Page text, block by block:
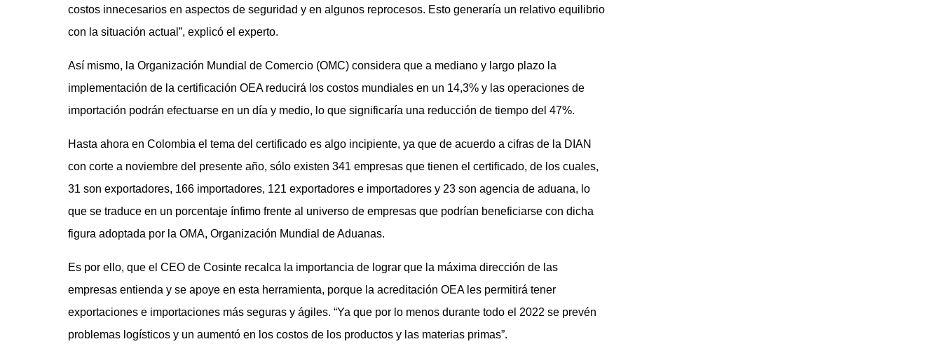
costos innecesarios en aspectos de seguridad y en algunos reprocesos. Esto generaría un relativo equilibrio
con la situación actual”, explicó el experto.
Así mismo, la Organización Mundial de Comercio (OMC) considera que a mediano y largo plazo la
implementación de la certificación OEA reducirá los costos mundiales en un 14,3% y las operaciones de
importación podrán efectuarse en un día y medio, lo que significaría una reducción de tiempo del 47%.
Hasta ahora en Colombia el tema del certificado es algo incipiente, ya que de acuerdo a cifras de la DIAN
con corte a noviembre del presente año, sólo existen 341 empresas que tienen el certificado, de los cuales,
31 son exportadores, 166 importadores, 121 exportadores e importadores y 23 son agencia de aduana, lo
que se traduce en un porcentaje ínfimo frente al universo de empresas que podrían beneficiarse con dicha
figura adoptada por la OMA, Organización Mundial de Aduanas.
Es por ello, que el CEO de Cosinte recalca la importancia de lograr que la máxima dirección de las
empresas entienda y se apoye en esta herramienta, porque la acreditación OEA les permitirá tener
exportaciones e importaciones más seguras y ágiles. “Ya que por lo menos durante todo el 2022 se prevén
problemas logísticos y un aumentó en los costos de los productos y las materias primas”.